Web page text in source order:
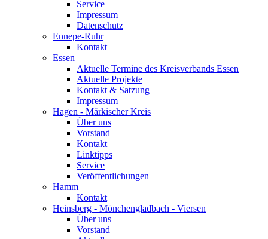
Service
Impressum
Datenschutz
Ennepe-Ruhr
Kontakt
Essen
Aktuelle Termine des Kreisverbands Essen
Aktuelle Projekte
Kontakt & Satzung
Impressum
Hagen - Märkischer Kreis
Über uns
Vorstand
Kontakt
Linktipps
Service
Veröffentlichungen
Hamm
Kontakt
Heinsberg - Mönchengladbach - Viersen
Über uns
Vorstand